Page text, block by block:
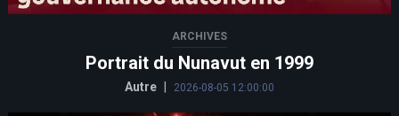
ARCHIVES
Portrait du Nunavut en 1999
Autre 2026-08-05 12:00:00